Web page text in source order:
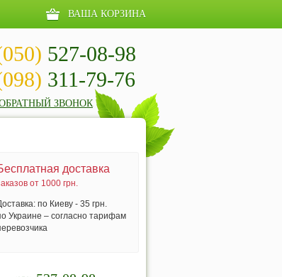
ВАША КОРЗИНА
527-08-98
311-79-76
ЗВОНОК
доставка
от 1000 грн.
по Киеву - 35 грн.
Украине – согласно тарифам